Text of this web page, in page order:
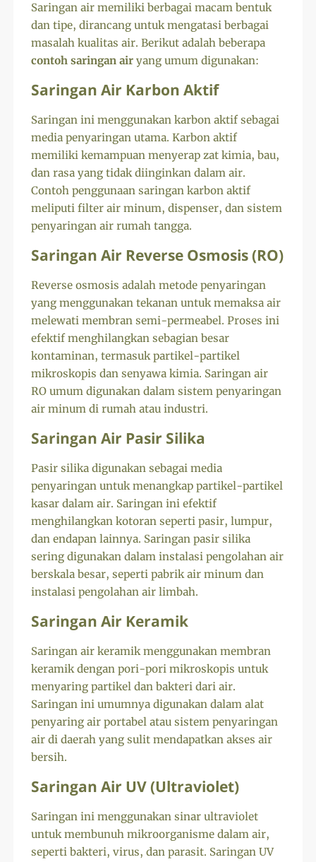
Saringan air memiliki berbagai macam bentuk
dan tipe, dirancang untuk mengatasi berbagai
masalah kualitas air. Berikut adalah beberapa
contoh saringan air yang umum digunakan:
Saringan Air Karbon Aktif
Saringan ini menggunakan karbon aktif sebagai
media penyaringan utama. Karbon aktif
memiliki kemampuan menyerap zat kimia, bau,
dan rasa yang tidak diinginkan dalam air.
Contoh penggunaan saringan karbon aktif
meliputi filter air minum, dispenser, dan sistem
penyaringan air rumah tangga.
Saringan Air Reverse Osmosis (RO)
Reverse osmosis adalah metode penyaringan
yang menggunakan tekanan untuk memaksa air
melewati membran semi-permeabel. Proses ini
efektif menghilangkan sebagian besar
kontaminan, termasuk partikel-partikel
mikroskopis dan senyawa kimia. Saringan air
RO umum digunakan dalam sistem penyaringan
air minum di rumah atau industri.
Saringan Air Pasir Silika
Pasir silika digunakan sebagai media
penyaringan untuk menangkap partikel-partikel
kasar dalam air. Saringan ini efektif
menghilangkan kotoran seperti pasir, lumpur,
dan endapan lainnya. Saringan pasir silika
sering digunakan dalam instalasi pengolahan air
berskala besar, seperti pabrik air minum dan
instalasi pengolahan air limbah.
Saringan Air Keramik
Saringan air keramik menggunakan membran
keramik dengan pori-pori mikroskopis untuk
menyaring partikel dan bakteri dari air.
Saringan ini umumnya digunakan dalam alat
penyaring air portabel atau sistem penyaringan
air di daerah yang sulit mendapatkan akses air
bersih.
Saringan Air UV (Ultraviolet)
Saringan ini menggunakan sinar ultraviolet
untuk membunuh mikroorganisme dalam air,
seperti bakteri, virus, dan parasit. Saringan UV